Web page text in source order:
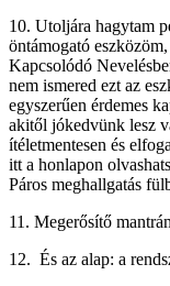
10. Utoljára hagytam
öntámogató
Kapcsolódó
nem ismered ezt az
egyszerűen érdemes
akitől jókedvünk lesz
ítéletmentesen és
itt a honlapon
Páros meghallgatás
11. Megerősítő
12. És az alap: a